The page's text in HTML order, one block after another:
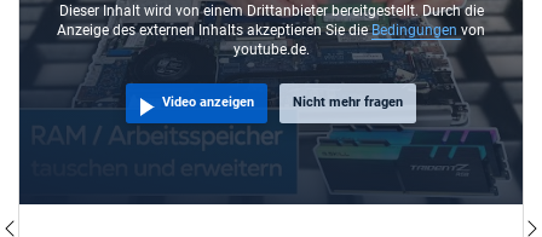
Dieser Inhalt wird von einem Drittanbieter bereitgestellt. Durch die
Anzeige des externen Inhalts akzeptieren Sie dieBedingungen von
youtube.de.
Video anzeigen Nicht mehr fragen